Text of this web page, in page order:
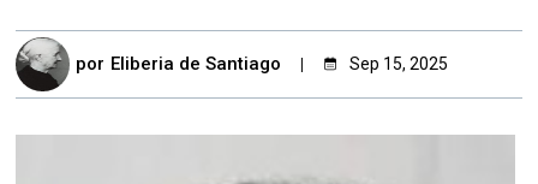
por Eliberia de Santiago Sep 15, 2025